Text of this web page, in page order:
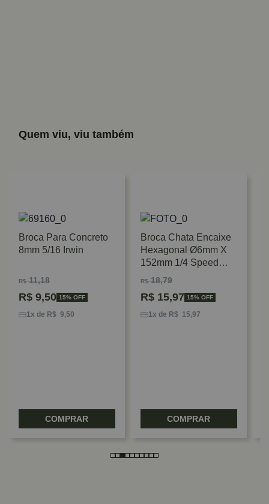
Quem viu, viu também
Broca Para Concreto
8mm 5/16 Irwin
R$11,18
R$ 9,50 15% OFF
1x de R$ 9,50
COMPRAR
Broca Chata Encaixe
Hexagonal Ø6mm X
152mm 1/4 Speed
Bosch
R$18,79
R$ 15,97 15% OFF
1x de R$ 15,97
COMPRAR